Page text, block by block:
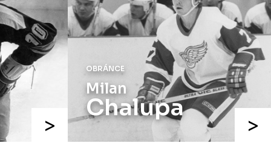
důvodu marodky Slovanuodloženo
Kluby se domluvily na náhradním
termínu, Bruslaři se s Ústím nad
Labem utkají doma
v Kotlině ve
středu 26. listopadu od 18:00.
OBRÁNCE
Milan
Chalupa